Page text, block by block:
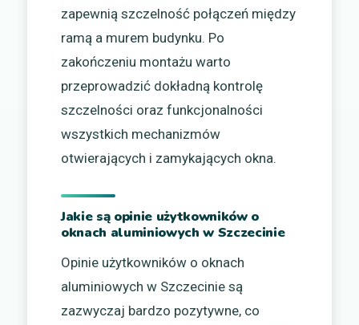
zapewnią szczelność połączeń między
ramą a murem budynku. Po
zakończeniu montażu warto
przeprowadzić dokładną kontrolę
szczelności oraz funkcjonalności
wszystkich mechanizmów
otwierających i zamykających okna.
Jakie są opinie użytkowników o
oknach aluminiowych w Szczecinie
Opinie użytkowników o oknach
aluminiowych w Szczecinie są
zazwyczaj bardzo pozytywne, co